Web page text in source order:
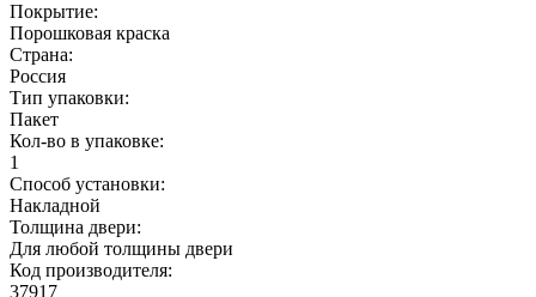
Покрытие:
Порошковая краска
Страна:
Россия
Тип упаковки:
Пакет
Кол-во в упаковке:
1
Способ установки:
Накладной
Толщина двери:
Для любой толщины двери
Код производителя:
37917